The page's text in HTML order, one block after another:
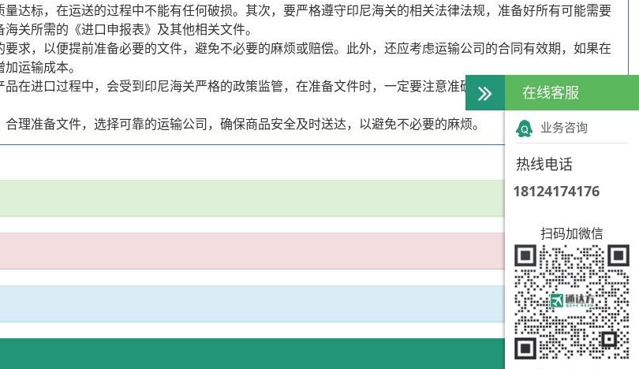
达标，在运送的过程中不能有任何破损。其次，要严格遵守印尼海关的相关法律法规，准备好所有可能需要
关所需的《进口申报表》及其他相关文件。
求，以便提前准备必要的文件，避免不必要的麻烦或赔偿。此外，还应考虑运输公司的合同有效期，如果在
运输成本。
在进口过程中，会受到印尼海关严格的政策监管，在准备文件时，一定要注意准确性和完整性，以保证能够
理准备文件，选择可靠的运输公司，确保商品安全及时送达，以避免不必要的麻烦。
在线客服
业务咨询
热线电话
18124174176
扫码加微信